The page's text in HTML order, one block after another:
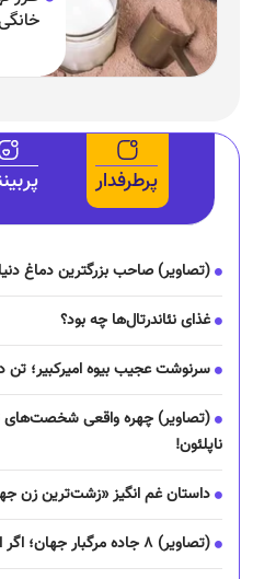
پرطرفدار
(تصاویر) صاحب بزرگترین دماغ
غذای نئاندرتال‌ها چه بود؟
سرنوشت عجیب بیوه امیرکبیر؛ تن
(تصاویر) چهره واقعی شخصت‌های
ناپلئون!
داستان غم انگیز «زشت‌ترین زن
(تصاویر) ۸ جاده مرگبار جهان؛ اگر ادعای رانندگی دارید بفرمایید!